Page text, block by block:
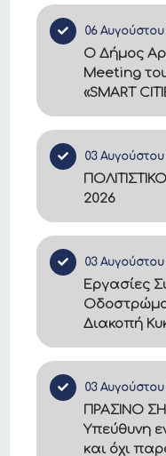
06 Αυγούστου
Ο Δήμος
Meeting
«SMART
03 Αυγούστου
2026
03 Αυγούστου
Εργασίες
Διακοπή
03 Αυγούστου
ΠΡΑΣΙΝΟ
Υπεύθυνη
και όχι